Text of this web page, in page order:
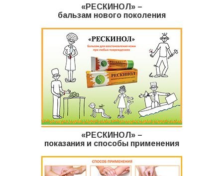
Мульты
Отзывы
Контакты
«РЕСКИНОЛ» –
бальзам нового поколения
«РЕСКИНОЛ» –
показания и способы применения